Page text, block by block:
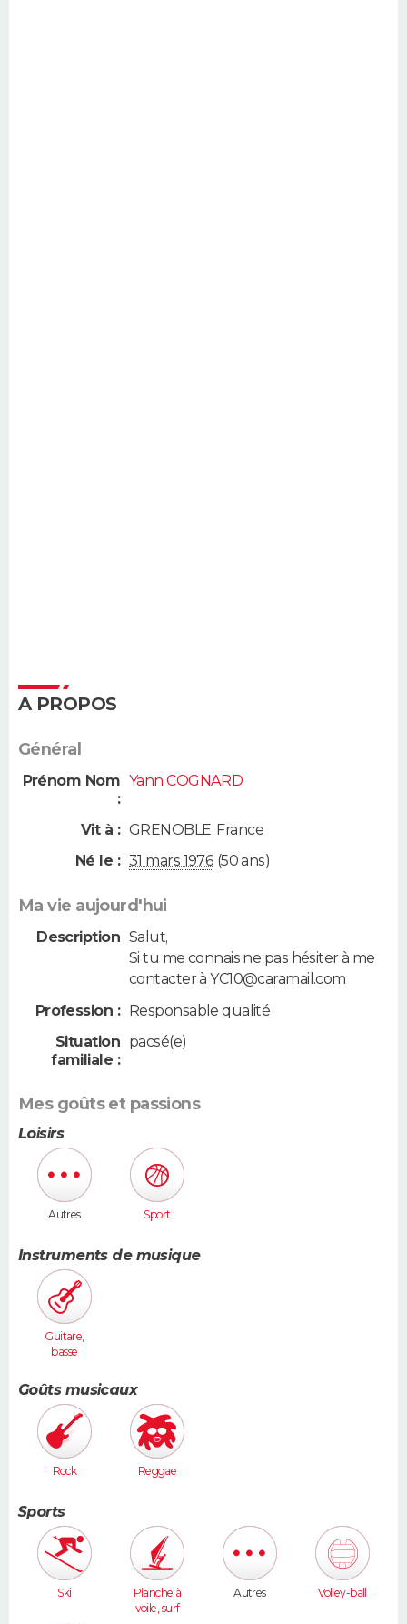
A PROPOS
Général
Prénom Nom
:
Yann COGNARD
Vit à : GRENOBLE, France
Né le : 31 mars 1976 (50 ans)
Ma vie aujourd'hui
Description Salut,
Si tu me connais ne pas hésiter à me
contacter à YC10@caramail.com
Profession : Responsable qualité
Situation
familiale :
pacsé(e)
Mes goûts et passions
Loisirs
Autres Sport
Instruments de musique
Guitare,
basse
Goûts musicaux
Rock Reggae
Sports
Ski
Planche à
voile, surf
Autres Volley-ball